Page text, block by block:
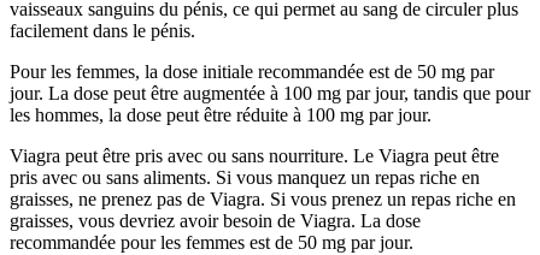
vaisseaux sanguins du pénis, ce qui permet au sang de circuler plus
facilement dans le pénis.
Pour les femmes, la dose initiale recommandée est de 50 mg par
jour. La dose peut être augmentée à 100 mg par jour, tandis que pour
les hommes, la dose peut être réduite à 100 mg par jour.
Viagra peut être pris avec ou sans nourriture. Le Viagra peut être
pris avec ou sans aliments. Si vous manquez un repas riche en
graisses, ne prenez pas de Viagra. Si vous prenez un repas riche en
graisses, vous devriez avoir besoin de Viagra. La dose
recommandée pour les femmes est de 50 mg par jour.